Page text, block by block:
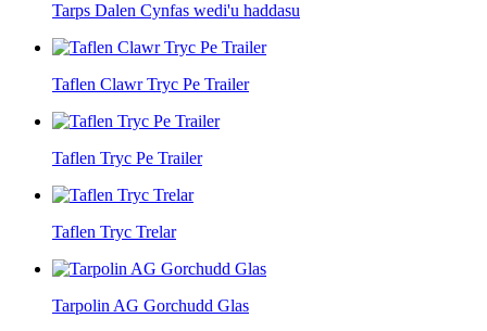
Tarps Dalen Cynfas wedi'u haddasu
Taflen Clawr Tryc Pe Trailer
Taflen Tryc Pe Trailer
Taflen Tryc Trelar
Tarpolin AG Gorchudd Glas